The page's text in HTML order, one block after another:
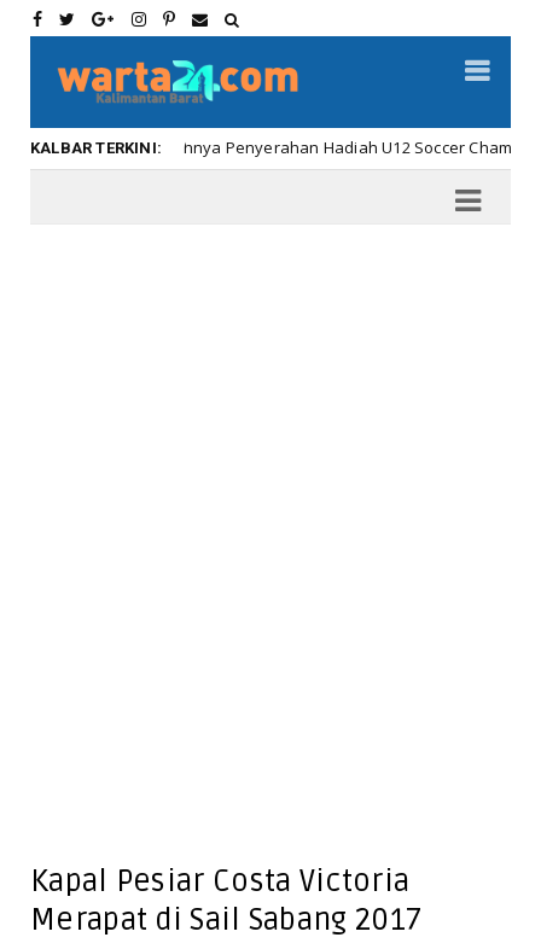
KALBAR TERKINI:
Kalbar Meriahnya Penyerahan Hadiah U12 Soccer Championship ...
Kapal Pesiar Costa Victoria
Merapat di Sail Sabang 2017